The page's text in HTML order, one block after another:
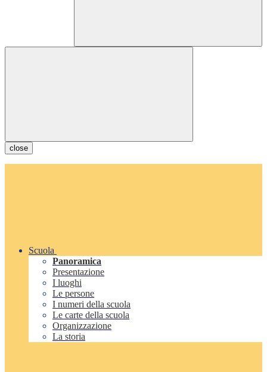
close
Scuola
Panoramica
Presentazione
I luoghi
Le persone
I numeri della scuola
Le carte della scuola
Organizzazione
La storia